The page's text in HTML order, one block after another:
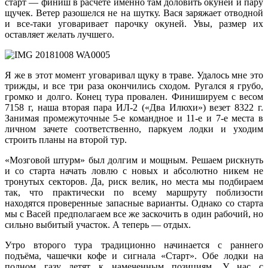
старт — финиш в расчете именно там доловить окуней и пару
щучек. Ветер разошелся не на шутку. Вася заряжает отводной
и все-таки уговаривает парочку окуней. Увы, размер их
оставляет желать лучшего.
Я же в этот момент уговаривал щуку в траве. Удалось мне это
трижды, и все три раза окончились сходом. Ругался я грубо,
громко и долго. Конец тура провален. Финишируем с весом
7158 г, наша вторая пара ИЛ-2 («Два Илюхи») везет 8322 г.
Занимая промежуточные 5-е командное и 11-е и 7-е места в
личном зачете соответственно, паркуем лодки и уходим
строить планы на второй тур.
«Мозговой штурм» был долгим и мощным. Решаем рискнуть
и со старта начать ловлю с новых и абсолютно никем не
тронутых секторов. Да, риск велик, но места мы подбираем
так, что практически по всему маршруту поблизости
находятся проверенные запасные варианты. Однако со старта
мы с Васей предполагаем все же заскочить в один рабочий, но
сильно выбитый участок. А теперь — отдых.
Утро второго тура традиционно начинается с раннего
подъёма, чашечки кофе и сигнала «Старт». Обе лодки на